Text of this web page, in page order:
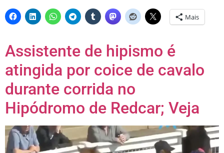
Mais
Assistente de hipismo é
atingida por coice de cavalo
durante corrida no
Hipódromo de Redcar; Veja